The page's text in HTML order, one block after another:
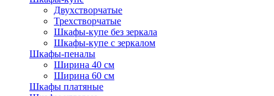
Двухстворчатые
Трехстворчатые
Шкафы-купе без зеркала
Шкафы-купе с зеркалом
Шкафы-пеналы
Ширина 40 см
Ширина 60 см
Шкафы платяные